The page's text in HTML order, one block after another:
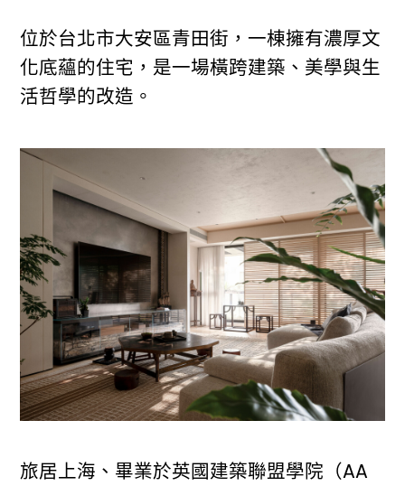
位於台北市大安區青田街，一棟擁有濃厚文
化底蘊的住宅，是一場橫跨建築、美學與生
活哲學的改造。
旅居上海、畢業於英國建築聯盟學院（AA